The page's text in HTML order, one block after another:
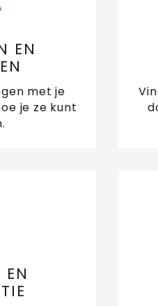
EN
met je
je ze kunt